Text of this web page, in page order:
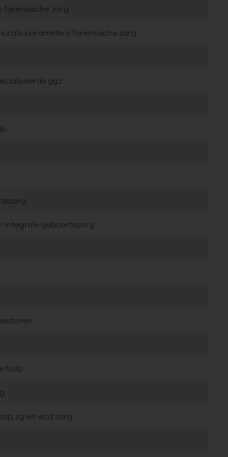
forensische zorg
parameters forensische zorg
ggz
integrale geboortezorg
hulp
zg en wzd zorg